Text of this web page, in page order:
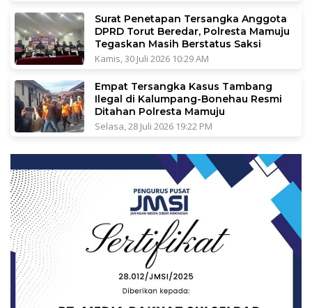
Surat Penetapan Tersangka Anggota
DPRD Torut Beredar, Polresta Mamuju
Tegaskan Masih Berstatus Saksi
Kamis, 30 Juli 2026 10:29 AM
Empat Tersangka Kasus Tambang
Ilegal di Kalumpang-Bonehau Resmi
Ditahan Polresta Mamuju
Selasa, 28 Juli 2026 19:22 PM